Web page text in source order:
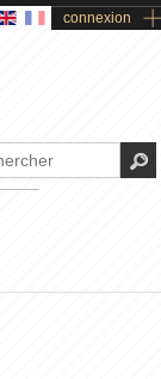
connexion